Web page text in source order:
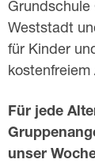
g
e
n
d
t
Grundschule
Weststadt
für Kinder
kostenfreiem
Für jede
unser